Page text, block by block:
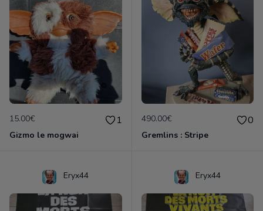
15.00€ 1
Gizmo le mogwai
490.00€ 0
Gremlins : Stripe
Eryx44 Eryx44